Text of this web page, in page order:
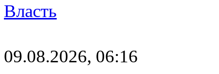
Власть
09.08.2026, 06:16